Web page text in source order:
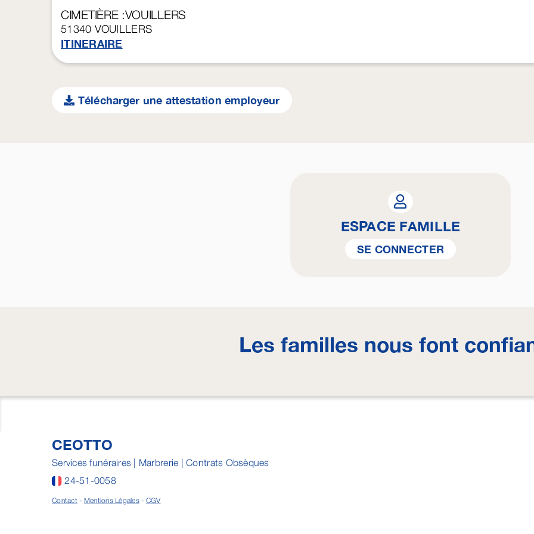
CIMETIÈRE :VOUILLERS
51340 VOUILLERS
ITINERAIRE
Télécharger une attestation employeur
ESPACE FAMILLE
SE CONNECTER
Les familles nous font
CEOTTO
Services funéraires | Marbrerie | Contrats Obsèques
24-51-0058
Contact- Mentions Légales - CGV